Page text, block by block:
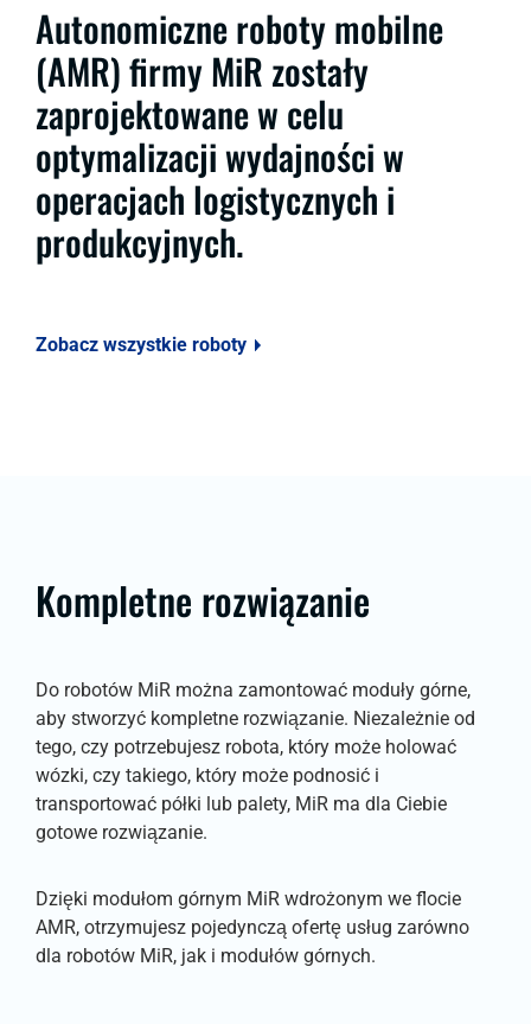
Autonomiczne roboty mobilne
(AMR) firmy MiR zostały
zaprojektowane w celu
optymalizacji wydajności w
operacjach logistycznych i
produkcyjnych.
Zobacz wszystkie roboty
Kompletne rozwiązanie
Do robotów MiR można zamontować moduły górne,
aby stworzyć kompletne rozwiązanie. Niezależnie od
tego, czy potrzebujesz robota, który może holować
wózki, czy takiego, który może podnosić i
transportować półki lub palety, MiR ma dla Ciebie
gotowe rozwiązanie.
Dzięki modułom górnym MiR wdrożonym we flocie
AMR, otrzymujesz pojedynczą ofertę usług zarówno
dla robotów MiR, jak i modułów górnych.